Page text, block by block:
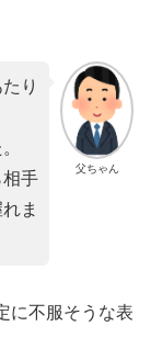
父ちゃん
り
手
ま
に不服そうな表